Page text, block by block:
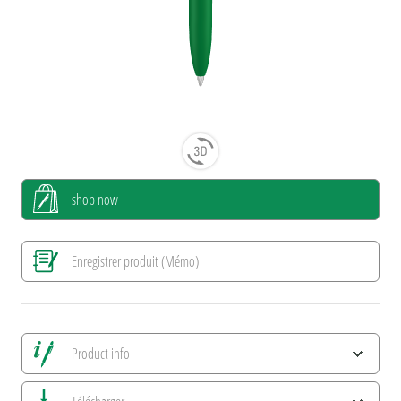
shop now
Enregistrer produit (Mémo)
Product info
Alle Ansichten speichern